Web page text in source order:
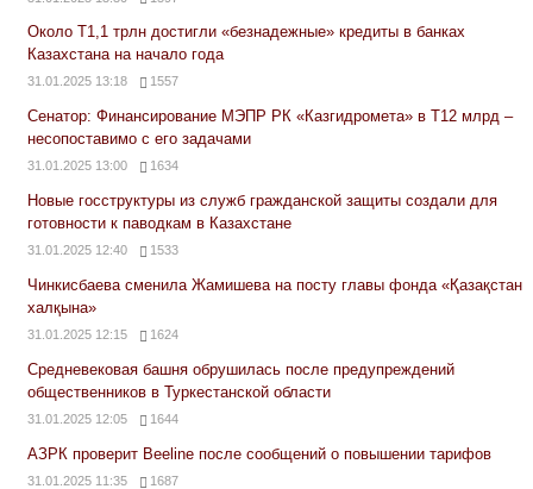
Около Т1,1 трлн достигли «безнадежные» кредиты в банках
Казахстана на начало года
31.01.2025 13:18 1557
Сенатор: Финансирование МЭПР РК «Казгидромета» в Т12 млрд –
несопоставимо с его задачами
31.01.2025 13:00 1634
Новые госструктуры из служб гражданской защиты создали для
готовности к паводкам в Казахстане
31.01.2025 12:40 1533
Чинкисбаева сменила Жамишева на посту главы фонда «Қазақстан
халқына»
31.01.2025 12:15 1624
Средневековая башня обрушилась после предупреждений
общественников в Туркестанской области
31.01.2025 12:05 1644
АЗРК проверит Beeline после сообщений о повышении тарифов
31.01.2025 11:35 1687